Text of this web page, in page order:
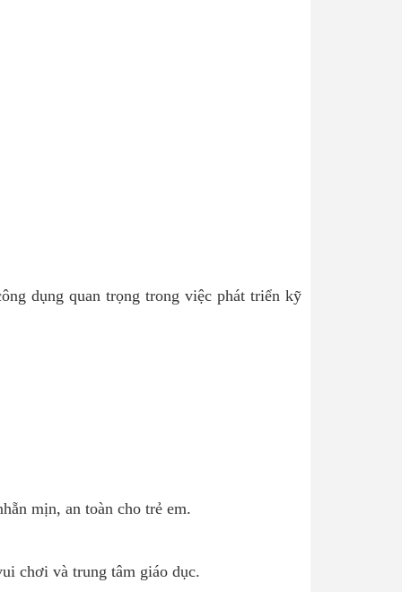
dụng quan trọng trong việc phát triển kỹ
mịn, an toàn cho trẻ em.
chơi và trung tâm giáo dục.